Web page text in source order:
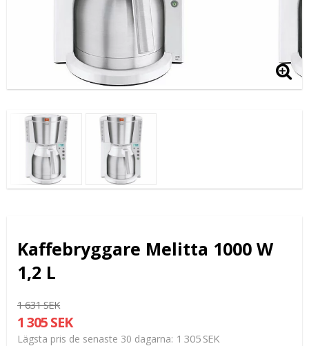
Kaffebryggare Melitta 1000 W
1,2 L
1 631 SEK
1 305 SEK
Lägsta pris de senaste 30 dagarna 1 305 SEK